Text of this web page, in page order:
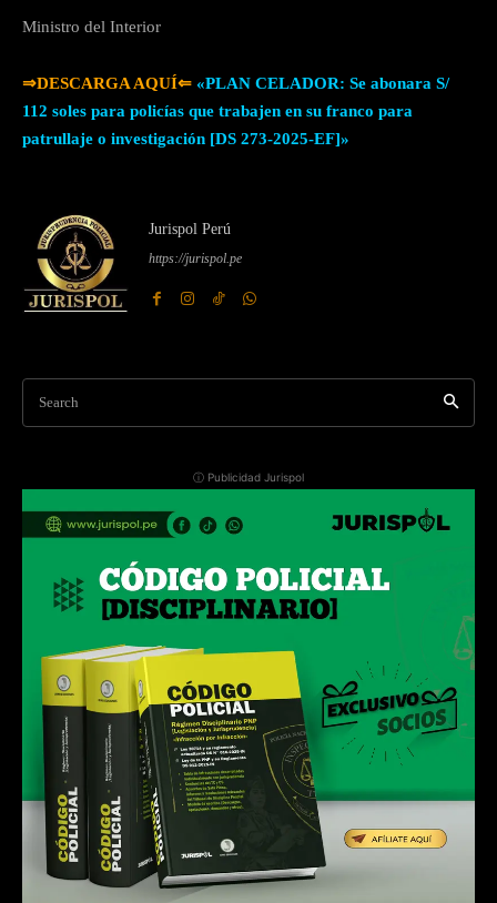
Ministro del Interior
⇒DESCARGA AQUÍ⇐ «PLAN CELADOR: Se abonara S/
112 soles para policías que trabajen en su franco para
patrullaje o investigación [DS 273-2025-EF]»
Jurispol Perú
https://jurispol.pe
Search
ⓘ Publicidad Jurispol